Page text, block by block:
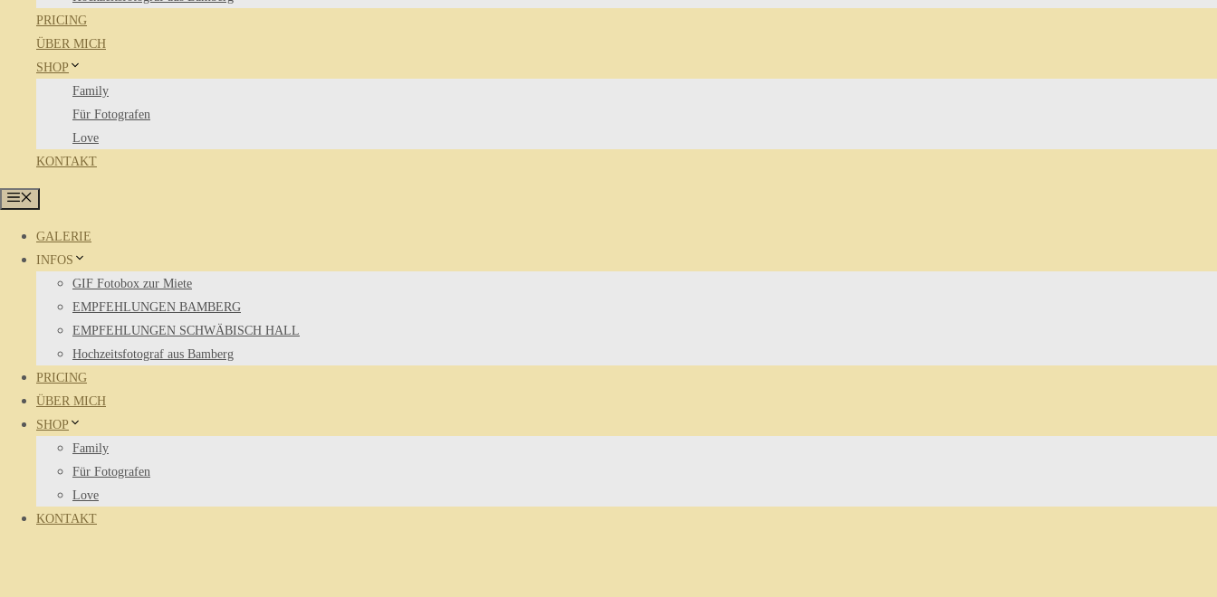
PRICING
ÜBER MICH
SHOP
Family
Für Fotografen
Love
KONTAKT
GALERIE
INFOS
GIF Fotobox zur Miete
EMPFEHLUNGEN BAMBERG
EMPFEHLUNGEN SCHWÄBISCH HALL
Hochzeitsfotograf aus Bamberg
PRICING
ÜBER MICH
SHOP
Family
Für Fotografen
Love
KONTAKT